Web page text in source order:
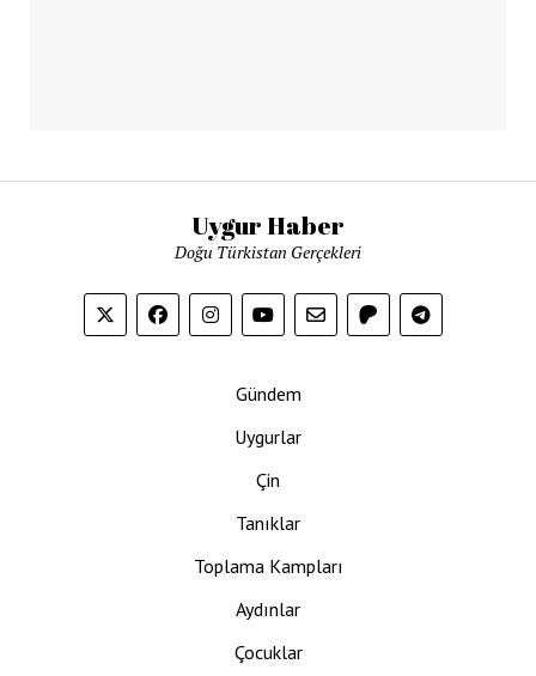
Uygur Haber
Doğu Türkistan Gerçekleri
Gündem
Uygurlar
Çin
Tanıklar
Toplama Kampları
Aydınlar
Çocuklar